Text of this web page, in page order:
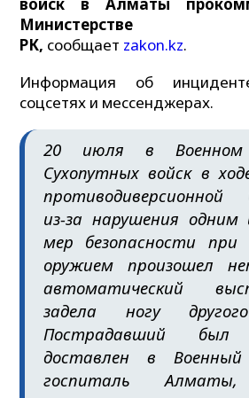
войск в Алматы
Министерстве
РК, сообщает zakon.kz.
Информация об
соцсетях и мессенджерах.
20 июля в Военном
Сухопутных войск в
противодиверсионной
из-за нарушения одним
мер безопасности
оружием произошел
автоматический
задела ногу
Пострадавший был
доставлен в Военный
госпиталь